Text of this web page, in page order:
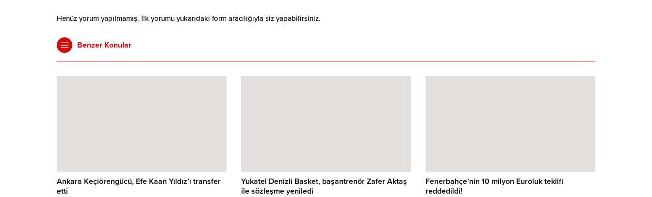
Henüz yorum yapılmamış. İlk yorumu yukarıdaki form aracılığıyla siz yapabilirsiniz.
Benzer Konular
Ankara Keçiörengücü, Efe Kaan Yıldız’ı transfer
etti
Yukatel Denizli Basket, başantrenör Zafer Aktaş
ile sözleşme yeniledi
Fenerbahçe’nin 10 milyon Euroluk teklifi
reddedildi!